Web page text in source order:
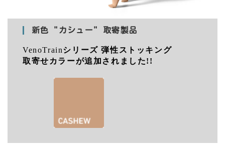
新色 "カシュー" 取寄製品
VenoTrainシリーズ 弾性ストッキング
取寄せカラーが追加されました!!